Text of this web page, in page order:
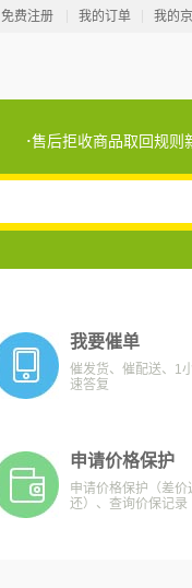
免费注册 我的订单 我的
·售后拒收商品取回规则
我要催单
催发货、催配送、1
速答复
申请价格保护
申请价格保护（差价
还）、查询价保记录